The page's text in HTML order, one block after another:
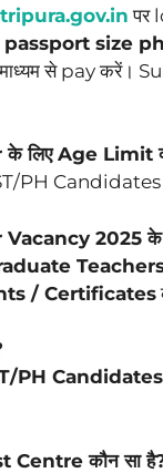
पर
passport size
से pay करें।
लिए Age Limit
PH Candidates
2025 के
/ Certificates
PH
कौन सा